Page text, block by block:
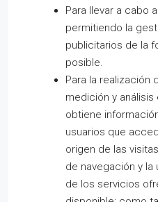
Para llevar a cabo
permitiendo la
publicitarios de la
posible.
Para la realización
medición y
obtiene
usuarios que
origen de las
de navegación y la
de los servicios